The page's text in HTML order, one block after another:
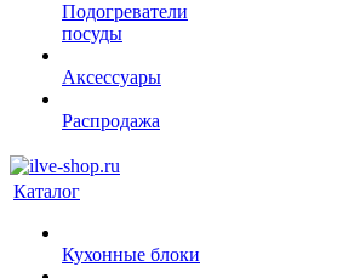
Подогреватели
посуды
Аксессуары
Распродажа
Каталог
Кухонные блоки